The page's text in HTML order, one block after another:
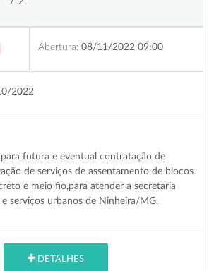
Abertura: 08/11/2022 09:00
2022
futura e eventual contratação de
de serviços de assentamento de blocos
e meio fio,para atender a secretaria
serviços urbanos de Ninheira/MG.
DETALHES